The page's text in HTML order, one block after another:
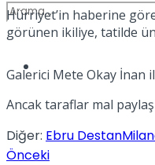
Türkiye
No Result
View All Result
Hürriyet’in haberine
görünen ikiliye, tatilde
Galerici Mete Okay İnan
Ancak taraflar mal
Diğer: Ebru Destan
Önceki